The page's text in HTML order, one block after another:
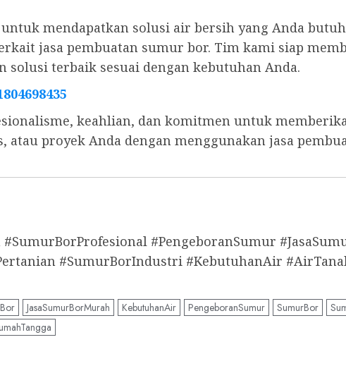
mendapatkan solusi air bersih yang Anda
jasa pembuatan sumur bor. Tim kami siap
terbaik sesuai dengan kebutuhan Anda.
keahlian, dan komitmen untuk
proyek Anda dengan menggunakan jasa
#PengeboranSumur
#SumurBorIndustri #KebutuhanAir
JasaSumurBorMurah KebutuhanAir PengeboranSumur SumurBor